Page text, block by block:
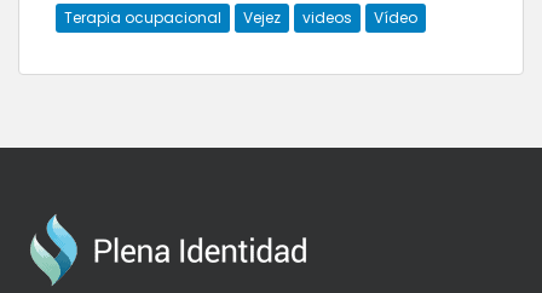
Terapia ocupacional
Vejez videos Vídeo